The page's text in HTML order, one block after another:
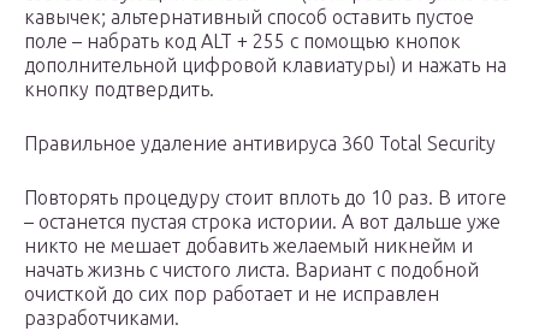
кавычек; альтернативный способ оставить пустое
поле – набрать код ALT + 255 с помощью кнопок
дополнительной цифровой клавиатуры) и нажать на
кнопку подтвердить.
Правильное удаление антивируса 360 Total Security
Повторять процедуру стоит вплоть до 10 раз. В итоге
– останется пустая строка истории. А вот дальше уже
никто не мешает добавить желаемый никнейм и
начать жизнь с чистого листа. Вариант с подобной
очисткой до сих пор работает и не исправлен
разработчиками.